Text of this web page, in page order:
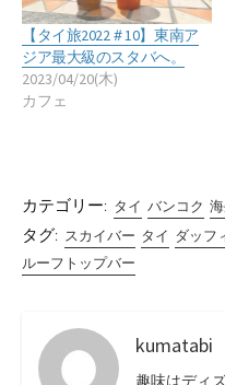
【タイ旅2022＃10】東南ア
ジア最大級のスタバへ。
2023/04/20(木)
カフェ
カテゴリー: タイ バンコク
タグ: スカイバー タイ ダッフ
ルーフトップバー
kumatabi
趣味はディ